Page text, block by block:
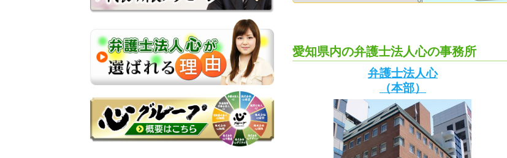
愛知県内の弁護士法人心の事務所
弁護士法人心
（本部）